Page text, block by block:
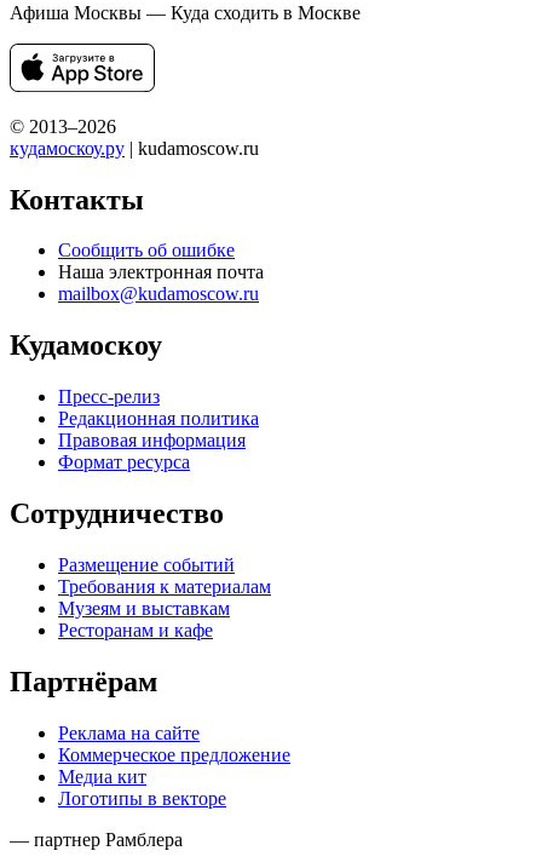
Афиша Москвы — Куда сходить в Москве
© 2013–2026
кудамоскоу.ру | kudamoscow.ru
Контакты
Сообщить об ошибке
Наша электронная почта
mailbox@kudamoscow.ru
Кудамоскоу
Пресс-релиз
Редакционная политика
Правовая информация
Формат ресурса
Сотрудничество
Размещение событий
Требования к материалам
Музеям и выставкам
Ресторанам и кафе
Партнёрам
Реклама на сайте
Коммерческое предложение
Медиа кит
Логотипы в векторе
— партнер Рамблера